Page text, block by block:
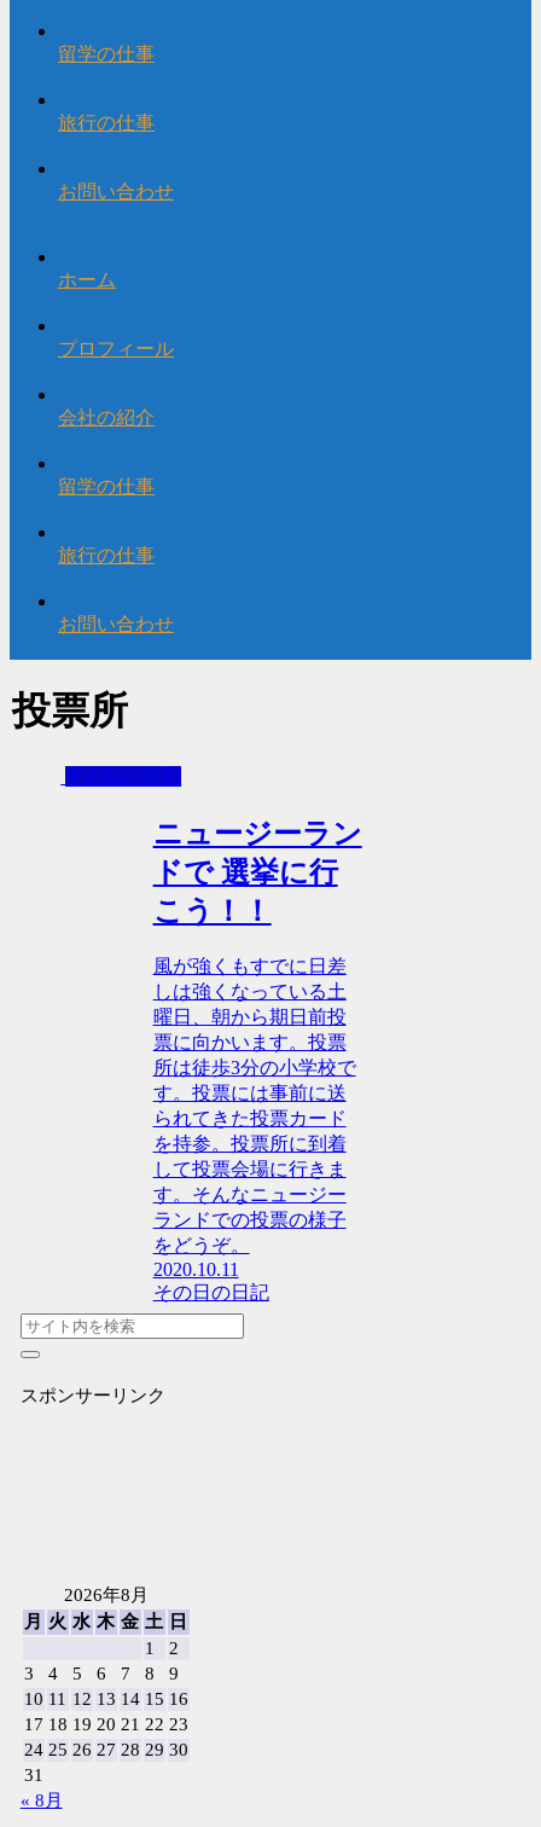
留学の仕事
旅行の仕事
お問い合わせ
ホーム
プロフィール
会社の紹介
留学の仕事
旅行の仕事
お問い合わせ
投票所
その日の日記
ニュージーラン
ドで 選挙に行
こう！！
風が強くもすでに日差
しは強くなっている土
曜日、朝から期日前投
票に向かいます。投票
所は徒歩3分の小学校で
す。投票には事前に送
られてきた投票カード
を持参。投票所に到着
して投票会場に行きま
す。そんなニュージー
ランドでの投票の様子
をどうぞ。
2020.10.11
その日の日記
スポンサーリンク
2026年8月
月
火 水 木 金 土
日
1
2
3
4 5 6 7 8
9
10 11 12 13 14 15 16
17 18 19 20 21 22 23
24 25 26 27 28 29 30
31
« 8月